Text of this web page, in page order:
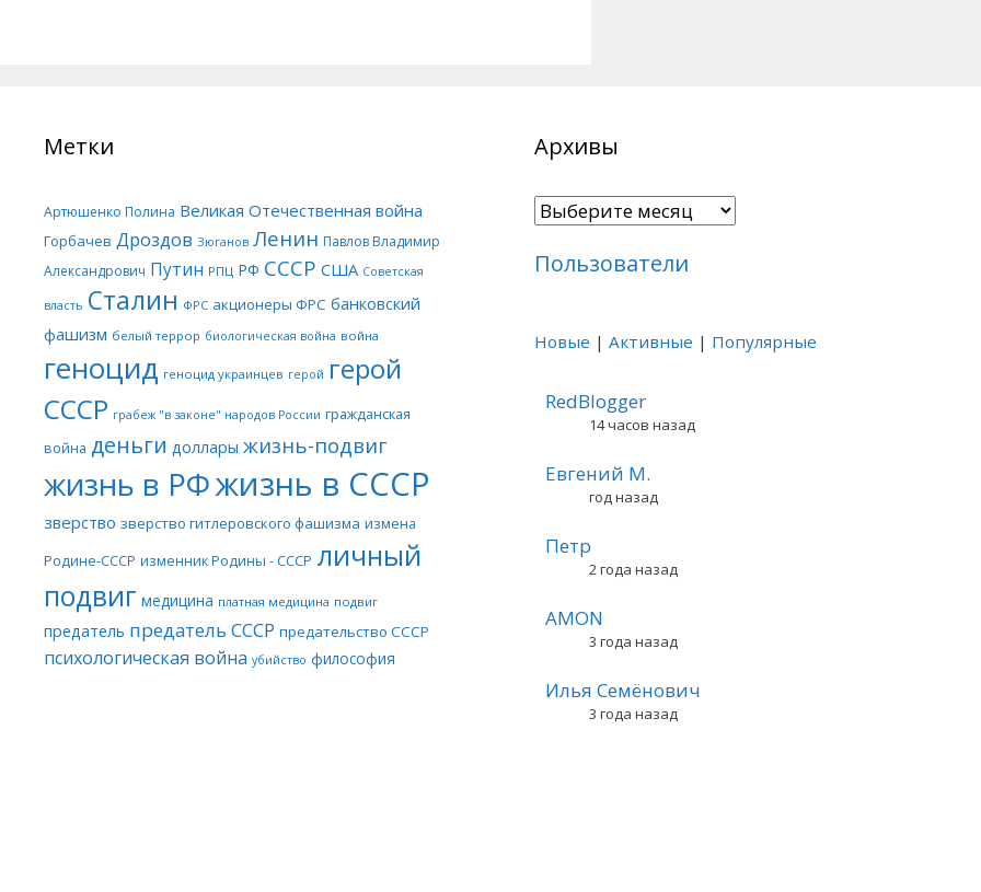
Метки
Артюшенко Полина Великая Отечественная война
Горбачев Дроздов Зюганов Ленин Павлов Владимир
Александрович Путин РПЦ РФ СССР США Советская
власть Сталин ФРС акционеры ФРС банковский
фашизм белый террор биологическая война война
геноцид геноцид украинцев герой герой
СССР грабеж "в законе" народов России гражданская
война деньги доллары жизнь-подвиг
жизнь в РФжизнь в СССР
зверство зверство гитлеровского фашизма измена
Родине-СССР изменник Родины - СССР личный
подвиг медицина платная медицина подвиг
предатель предатель СССР предательство СССР
психологическая война убийство философия
Архивы
Архивы
Пользователи
Новые | Активные | Популярные
RedBlogger
14 часов назад
Евгений М.
год назад
Петр
2 года назад
AMON
3 года назад
Илья Семёнович
3 года назад